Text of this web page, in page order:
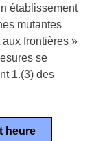
établissement
mutantes
frontières »
se
1.(3) des
heure